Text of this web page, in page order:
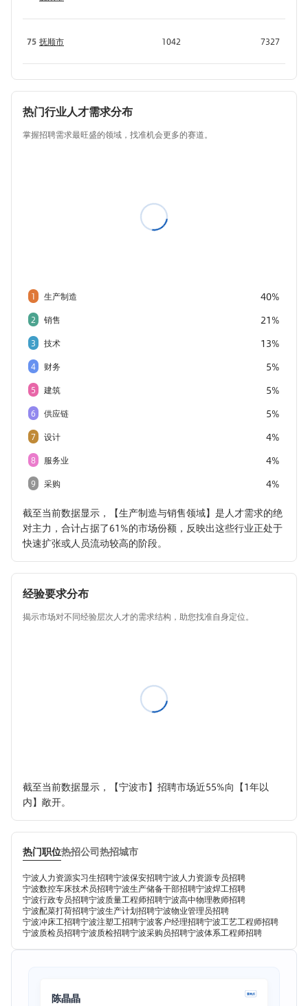
75 抚顺市 1042 7327
热门行业人才需求分布
掌握招聘需求最旺盛的领域，找准机会更多的赛道。
1 生产制造 40%
2 销售 21%
3 技术 13%
4 财务 5%
5 建筑 5%
6 供应链 5%
7 设计 4%
8 服务业 4%
9 采购
4%
截至当前数据显示，【生产制造与销售领域】是人才需求的绝
对主力，合计占据了61%的市场份额，反映出这些行业正处于
快速扩张或人员流动较高的阶段。
经验要求分布
揭示市场对不同经验层次人才的需求结构，助您找准自身定位。
截至当前数据显示，【宁波市】招聘市场近55%向【1年以
内】敞开。
热门职位热招公司热招城市
宁波人力资源实习生招聘宁波保安招聘宁波人力资源专员招聘
宁波数控车床技术员招聘宁波生产储备干部招聘宁波焊工招聘
宁波行政专员招聘宁波质量工程师招聘宁波高中物理教师招聘
宁波配菜打荷招聘宁波生产计划招聘宁波物业管理员招聘
宁波冲床工招聘宁波注塑工招聘宁波客户经理招聘宁波工艺工程师招聘
宁波质检员招聘宁波质检招聘宁波采购员招聘宁波体系工程师招聘
陈晶晶 重构后